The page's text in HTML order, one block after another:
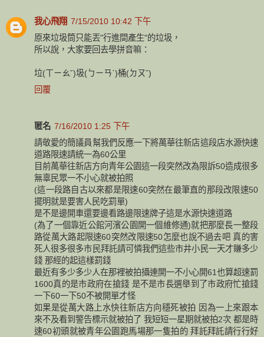
我心飛翔 7/15/2010 10:42 下午
原來垃圾筒只能丟"行進間產生"的垃圾，
所以說，大家要回去學拼音嘛：
垃(ㄒㄧㄠˇ)圾(ㄅㄧㄢˋ)桶(ㄉㄡˇ)
回覆
匿名 7/16/2010 1:25 下午
請敬愛的簡議員幫我們反應一下將萬華往新店這段店水源快速
道路限速請統一為60公里
目前萬華往新店方向青年公園這一段突然改為限訴50造成很多
無辜民眾一不小心就被拍照
(這一段路自古以來都是限速60突然在最筆直的那段改限速50
擺明就是要害人民吃罰單)
是不是邊開車還要邊看路邊限速牌子這是水源快速道路
(為了一個靠近公館河濱公園開一個維修通)就把那麼長一整段
路從萬大路起限速60突然改限速50怎麼也說不過去吧 真的害
死人很多很多市民拜託請可憐我們這些市井小民一天才賺多少
錢 那經的起這樣罰錢
最近有多少多少人在那裡被拍攝連開一不小心開61也算超速罰
1600真的是市政府在搶錢 是不是市長選舉到了市政府忙搶錢
一下60一下50不被開單才怪
如果是從萬大路上水快往新店方向穩死被拍 因為一上來跟本
來不及看到警告標示就被拍了 我短短一星期就被拍2次 都是時
速60初頭就被青年公園跑馬場那一隻拍的 拜託拜託請行行好